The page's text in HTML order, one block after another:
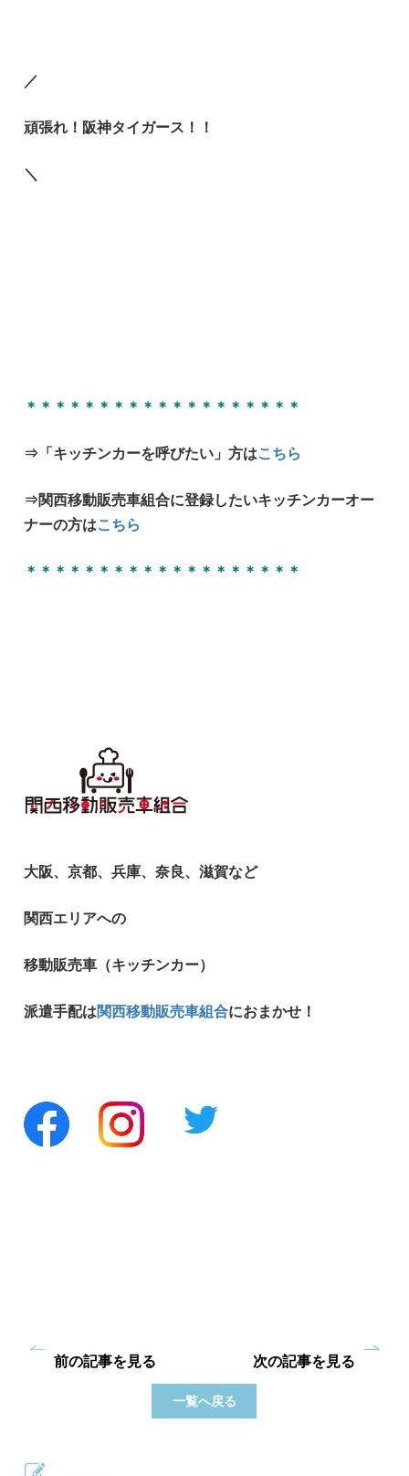
／
頑張れ！阪神タイガース！！
＼
＊＊＊＊＊＊＊＊＊＊＊＊＊＊＊＊＊＊＊
⇒「キッチンカーを呼びたい」方はこちら
⇒関西移動販売車組合に登録したいキッチンカーオー
ナーの方はこちら
＊＊＊＊＊＊＊＊＊＊＊＊＊＊＊＊＊＊＊
大阪、京都、兵庫、奈良、滋賀など
関西エリアへの
移動販売車（キッチンカー）
派遣手配は関西移動販売車組合におまかせ！
前の記事を見る
一覧へ戻る
次の記事を見る